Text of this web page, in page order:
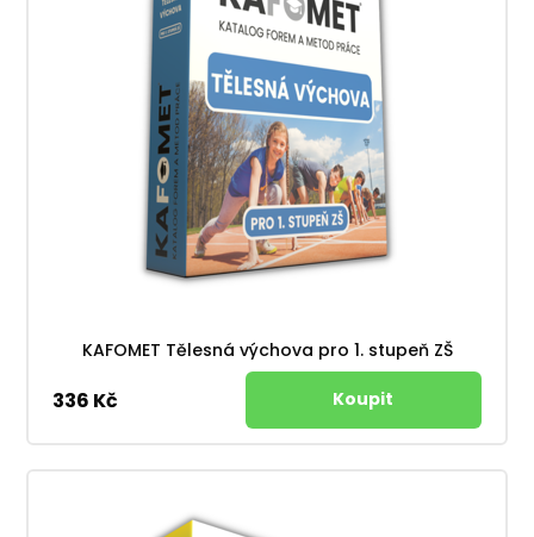
KAFOMET Tělesná výchova pro 1. stupeň ZŠ
336 Kč